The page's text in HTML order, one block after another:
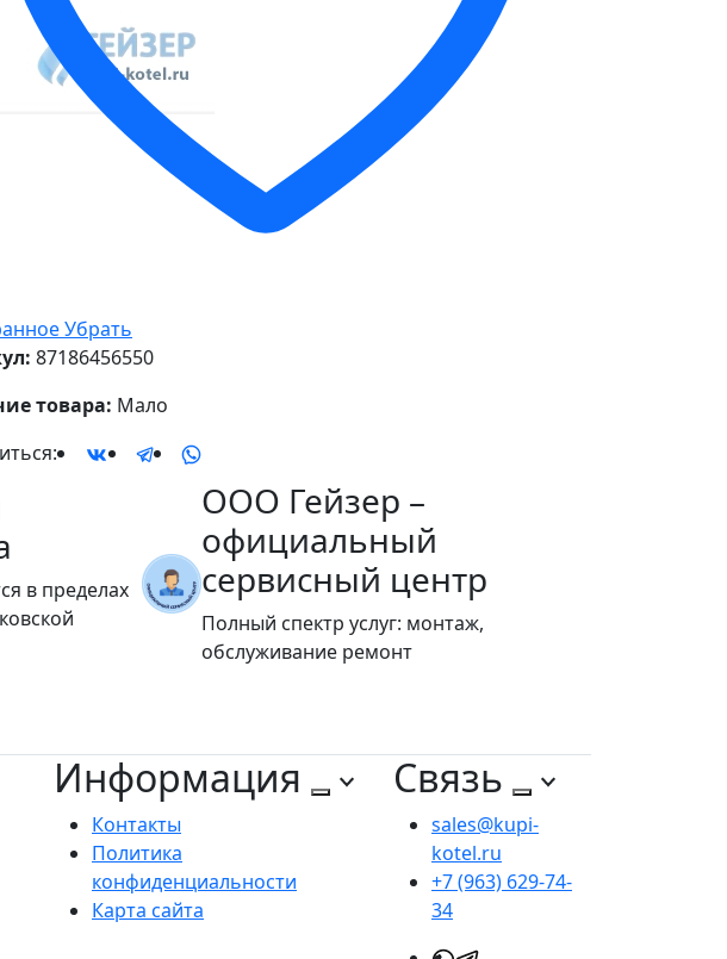
Убрать
87186456550
товара: Мало
в пределах
ООО Гейзер –
официальный
сервисный центр
Полный спектр услуг: монтаж,
обслуживание ремонт
Информация
Контакты
Политика
конфиденциальности
Карта сайта
Связь
sales@kupi-
kotel.ru
+7 (963) 629-74-
34